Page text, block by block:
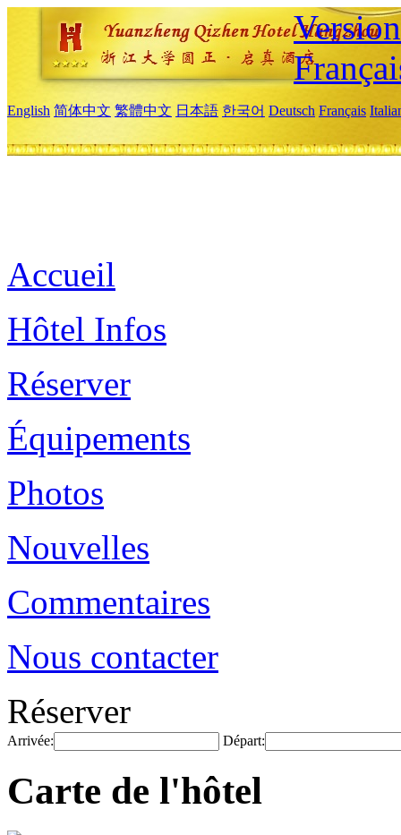
English 简体中文 繁體中文 日本語 한국어 Deutsch Français
Accueil
Hôtel Infos
Réserver
Équipements
Photos
Nouvelles
Commentaires
Nous contacter
Réserver
Arrivée: Départ:
Carte de l'hôtel